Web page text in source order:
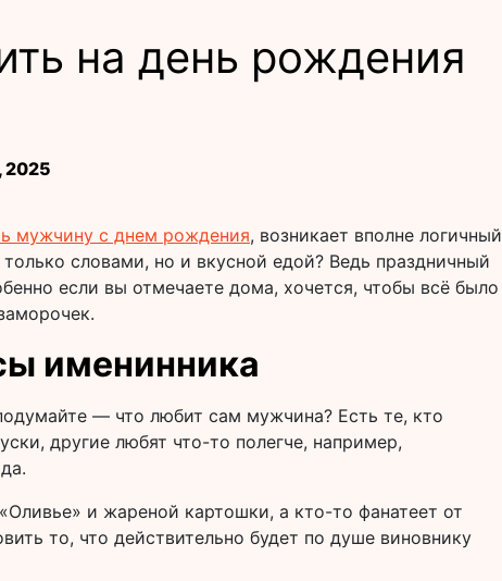
на день рождения
2025
мужчину с днем рождения , возникает вполне логичный
словами, но и вкусной едой? Ведь праздничный
если вы отмечаете дома, хочется, чтобы всё было
именинника
— что любит сам мужчина? Есть те, кто
другие любят что-то полегче, например,
и жареной картошки, а кто-то фанатеет от
то, что действительно будет по душе виновнику